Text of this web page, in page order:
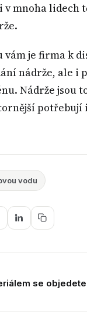
v mnoha lidech
vám je firma k
nádrže, ale i
Nádrže jsou
potřebují
vodu
se